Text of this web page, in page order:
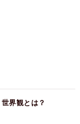
界観とは？